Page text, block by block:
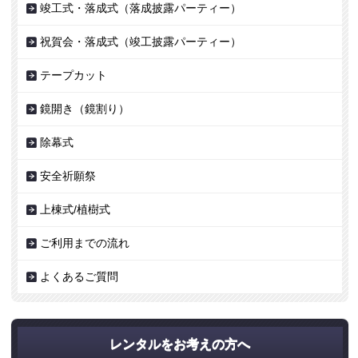
竣工式・落成式（落成披露パーティー）
祝賀会・落成式（竣工披露パーティー）
テープカット
鏡開き（鏡割り）
除幕式
安全祈願祭
上棟式/植樹式
ご利用までの流れ
よくあるご質問
レンタルをお考えの方へ